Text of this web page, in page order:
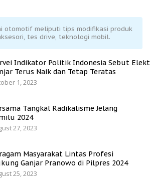
otomotif meliputi tips modifikasi produk
tes drive, teknologi mobil.
Indikator Politik Indonesia Sebut
Terus Naik dan Tetap Teratas
1, 2023
Tangkal Radikalisme Jelang
2024
27, 2023
Masyarakat Lintas Profesi
Ganjar Pranowo di Pilpres 2024
25, 2023